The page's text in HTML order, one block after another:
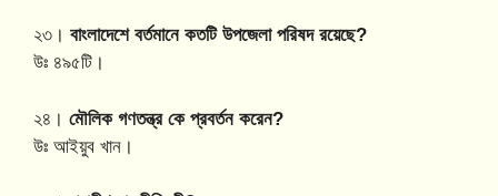
২৩। বাংলাদেশে বর্তমানে কতটি উপজেলা পরিষদ রয়েছে?
উঃ ৪৯৫টি।
২৪। মৌলিক গণতন্ত্র কে প্রবর্তন করেন?
উঃ আইয়ুব খান।